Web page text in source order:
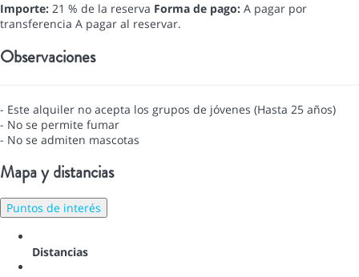
Importe: 21 % de la reserva Forma de pago: A pagar por
transferencia A pagar al reservar.
Observaciones
- Este alquiler no acepta los grupos de jóvenes (Hasta 25 años)
- No se permite fumar
- No se admiten mascotas
Mapa y distancias
Puntos de interés
Distancias